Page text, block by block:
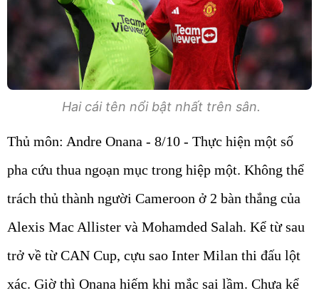
Hai cái tên nổi bật nhất trên sân.
Thủ môn: Andre Onana - 8/10 - Thực hiện một số
pha cứu thua ngoạn mục trong hiệp một. Không thể
trách thủ thành người Cameroon ở 2 bàn thắng của
Alexis Mac Allister và Mohamded Salah. Kể từ sau
trở về từ CAN Cup, cựu sao Inter Milan thi đấu lột
xác. Giờ thì Onana hiếm khi mắc sai lầm. Chưa kể